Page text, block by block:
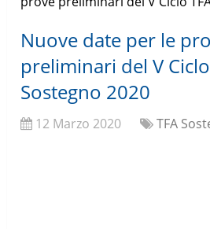
Nuove date per le
preliminari del V
Sostegno 2020
12 Marzo 2020 TFA